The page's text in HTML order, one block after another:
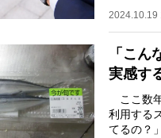
2024.10.19
「こ
実感す
ここ数
利用する
てるの？